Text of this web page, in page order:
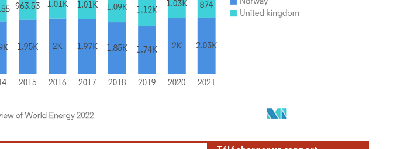
attribution sous CC BY 4.0.